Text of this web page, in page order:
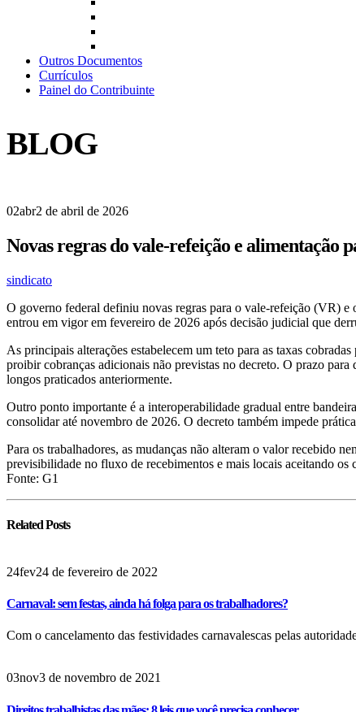
Outros Documentos
Currículos
Painel do Contribuinte
BLOG
02abr2 de abril de 2026
Novas regras do vale‑refeição e alimentação
sindicato
O governo federal definiu novas regras para o vale-refeição (VR)
entrou em vigor em fevereiro de 2026 após decisão judicial que
As principais alterações estabelecem um teto para as taxas
proibir cobranças adicionais não previstas no decreto. O prazo para
longos praticados anteriormente.
Outro ponto importante é a interoperabilidade gradual entre
consolidar até novembro de 2026. O decreto também impede
Para os trabalhadores, as mudanças não alteram o valor recebido
previsibilidade no fluxo de recebimentos e mais locais aceitando os
Fonte: G1
RelatedPosts
24fev24 de fevereiro de 2022
Carnaval: sem festas, ainda há folga para os trabalhadores?
Com o cancelamento das festividades carnavalescas pelas
03nov3 de novembro de 2021